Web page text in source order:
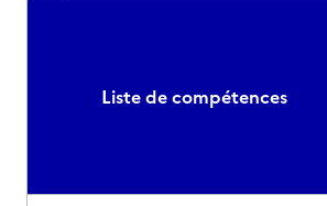
Liste de compétences